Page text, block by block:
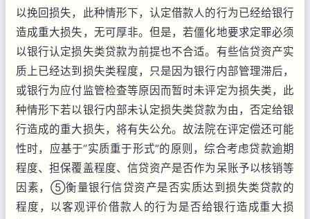
以挽回损失，此种情形下，认定借款人的行为已经给银行
造成重大损失，无可厚非。但是，若僵化地要求定罪必须
以银行认定损失类贷款为前提也不合适。有些信贷资产实
质上已经达到损失类程度，只是因为银行内部管理滞后，
或银行为应付监管检查等原因而暂时未评定为损失类，此
种情形下若以银行内部未认定损失类贷款为由，否定给银
行造成的重大损失，将有失公允。故法院在评定偿还可能
性时，应基于“实质重于形式”的原则，综合考虑贷款逾期
程度、担保覆盖程度、信贷资产是否作为呆账予以核销等
因素，⑤衡量银行信贷资产是否实质达到损失类贷款的
程度，以客观评价借款人的行为是否给银行造成重大损